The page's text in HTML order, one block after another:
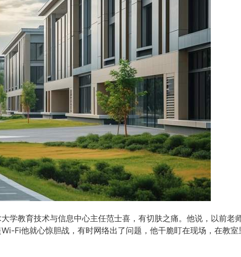
学教育技术与信息中心主任范士喜，有切肤之痛。他说，以前老
Fi他就心惊胆战，有时网络出了问题，他干脆盯在现场，在教室